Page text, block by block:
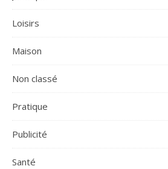
Loisirs
Maison
Non classé
Pratique
Publicité
Santé